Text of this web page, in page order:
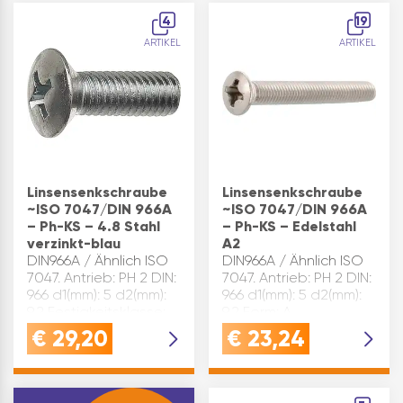
Oberfläche: verzinkt-
4
ARTIKEL
Linsensenkschraube
~ISO 7047/DIN 966A
– Ph-KS – 4.8 Stahl
verzinkt-blau
DIN966A / Ähnlich ISO
7047. Antrieb: PH 2 DIN:
966 d1(mm): 5 d2(mm):
4.8 Form: A
Gewindeform: M ISO:
Oberfläche: verzinkt-
€ 29,20
19
ARTIKEL
Linsensenkschraube
~ISO 7047/DIN 966A
– Ph-KS – Edelstahl
A2
DIN966A / Ähnlich ISO
7047. Antrieb: PH 2 DIN:
966 d1(mm): 5 d2(mm):
Gewindeform: M ISO:
7047 k max.(mm): 2,5
A2 Größe(mm): M 5x 12
€ 23,24